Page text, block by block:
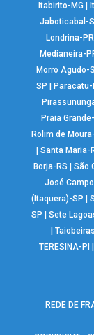
Itabirito-MG
Jaboticabal-
Londrina-PR
Medianeira-
Morro Agudo-
SP
Paracatu-
Praia
Rolim de
|Santa Maria-
Borja-RS
|São
José
(Itaquera)-SP
|
SP
|Sete
TERESINA-PI
REDE DE